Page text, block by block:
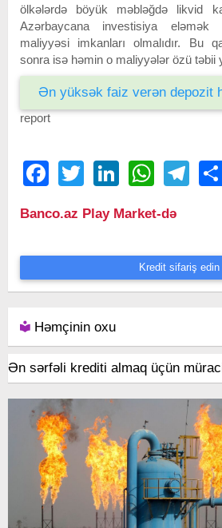
ölkələrdə böyük məbləğdə likvid
Azərbaycana investisiya
maliyyəsi imkanları olmalıdır. Bu
sonra isə həmin o maliyyələr özü təbii
Ən yüksək faiz verən depozit
report
FacebookTwitter LinkedIn WhatsApp
Banco.az Play Market-də
Kredit sifariş edin
Həmçinin oxu
Ən sərfəli krediti almaq üçün